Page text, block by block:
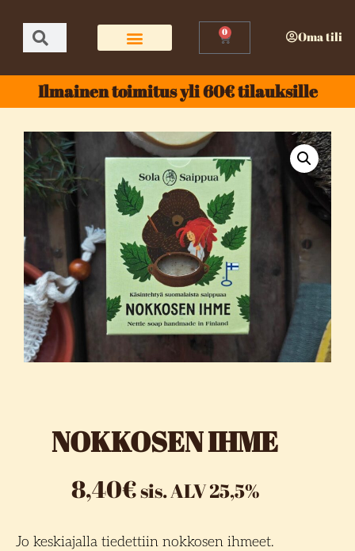
0 Oma tili
Ilmainen toimitus yli 60€ tilauksille
NOKKOSEN IHME
8,40€sis. ALV 25,5%
Jo keskiajalla tiedettiin nokkosen ihmeet.